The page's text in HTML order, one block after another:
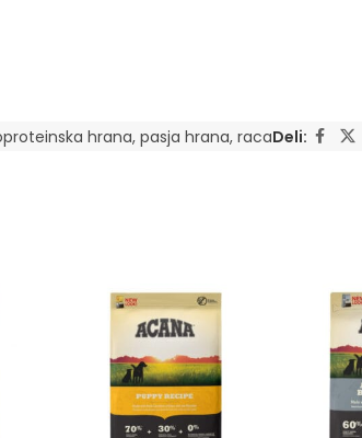
hrana, pasja hrana, racaDeli: